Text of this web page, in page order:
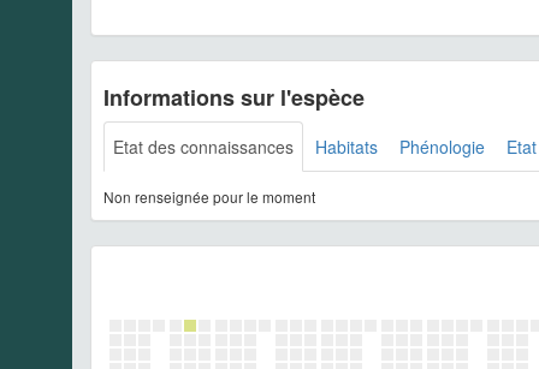
Informations sur l'espèce
Etat des connaissances Habitats Phénologie
Non renseignée pour le moment